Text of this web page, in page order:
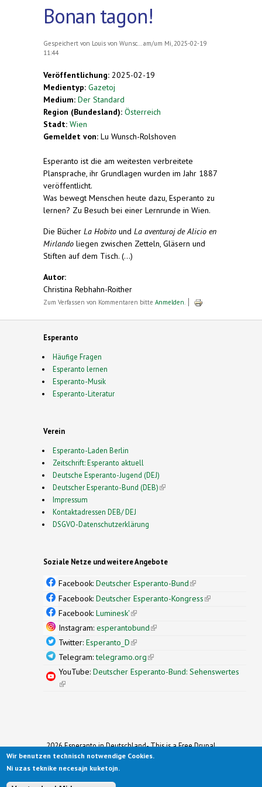
Bonan tagon!
Gespeichert von Louis von Wunsc...
am/um Mi, 2025-02-19
11:44
Veröffentlichung: 2025-02-19
Medientyp: Gazetoj
Medium: Der Standard
Region (Bundesland): Österreich
Stadt: Wien
Gemeldet von: Lu Wunsch-Rolshoven
Esperanto ist die am weitesten verbreitete
Plansprache, ihr Grundlagen wurden im Jahr 1887
veröffentlicht.
Was bewegt Menschen heute dazu, Esperanto zu
lernen? Zu Besuch bei einer Lernrunde in Wien.
Die Bücher La Hobito und La aventuroj de Alicio en
Mirlando liegen zwischen Zetteln, Gläsern und
Stiften auf dem Tisch. (...)
Autor:
Christina Rebhahn-Roither
Zum Verfassen von Kommentaren bitte Anmelden
Esperanto
Häufige Fragen
Esperanto lernen
Esperanto-Musik
Esperanto-Literatur
Verein
Esperanto-Laden Berlin
Zeitschrift: Esperanto aktuell
Deutsche Esperanto-Jugend (DEJ)
Deutscher Esperanto-Bund (DEB)(link is external)
Impressum
Kontaktadressen DEB/ DEJ
DSGVO-Datenschutzerklärung
Soziale Netze und weitere Angebote
Facebook: Deutscher Esperanto-Bund(link is
external)
Facebook: Deutscher Esperanto-Kongress(link is
Facebook: Luminesk'(link is external)
Instagram: esperantobund(link is external)
Twitter: Esperanto_D(link is external)
Telegram:telegramo.org(link is external)
YouTube: Deutscher Esperanto-Bund: Sehenswertes
(link is external)
2026 Esperanto in Deutschland- This is a Free Drupal
Theme
Ported to Drupal for the Open Source Community by
Wir benutzen technisch notwendige Cookies.
Ni uzas teknike necesajn kuketojn.